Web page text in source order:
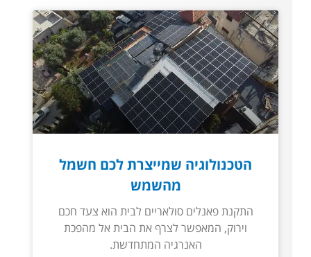
הטכנולוגיה שמייצרת לכם חשמל
מהשמש
התקנת פאנלים סולאריים לבית הוא צעד חכם
וירוק, המאפשר לצרף את הבית אל מהפכת
האנרגיה המתחדשת.